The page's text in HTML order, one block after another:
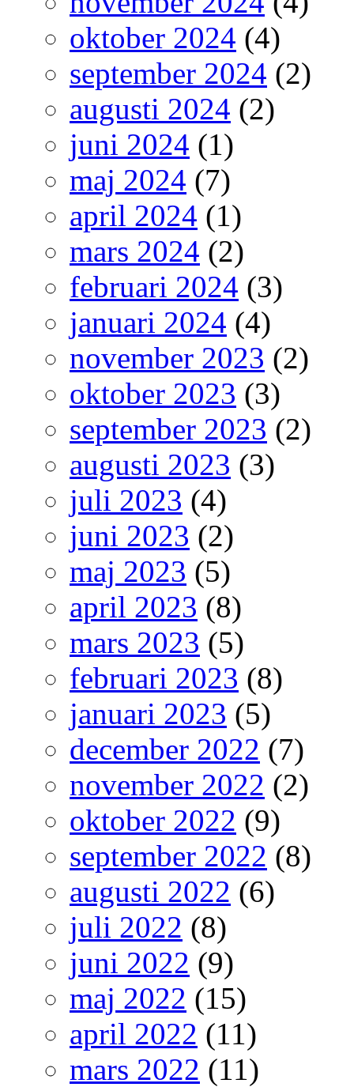
oktober 2024 (4)
september 2024 (2)
augusti 2024 (2)
juni 2024 (1)
maj 2024 (7)
april 2024 (1)
mars 2024 (2)
februari 2024 (3)
januari 2024 (4)
november 2023 (2)
oktober 2023 (3)
september 2023 (2)
augusti 2023 (3)
juli 2023 (4)
juni 2023 (2)
maj 2023 (5)
april 2023 (8)
mars 2023 (5)
februari 2023 (8)
januari 2023 (5)
december 2022 (7)
november 2022 (2)
oktober 2022 (9)
september 2022 (8)
augusti 2022 (6)
juli 2022 (8)
juni 2022 (9)
maj 2022 (15)
april 2022 (11)
mars 2022 (11)